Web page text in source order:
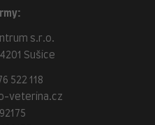
s.r.o.
Sušice
522 118
veterina.cz